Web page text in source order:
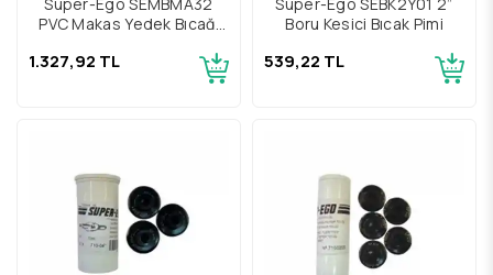
PVC Makas Yedek Bıçağı
1.327,92 TL
Boru Kesici Bıçak Pimi
539,22 TL